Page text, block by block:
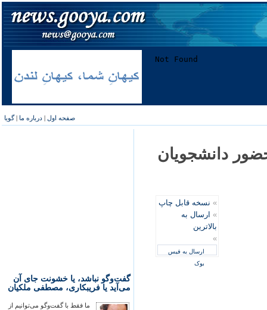
صفحه اول | درباره ما |گویا
گفت‌وگو نباشد، یا خشونت جای آن
می‌آید یا فریبکاری، مصطفی ملکیان
ما فقط با گفت‌وگو می‌توانیم از
دانشجويان
» نسخه قابل چاپ
» ارسال به
بالاترین
»
ارسال به فیس
بوک